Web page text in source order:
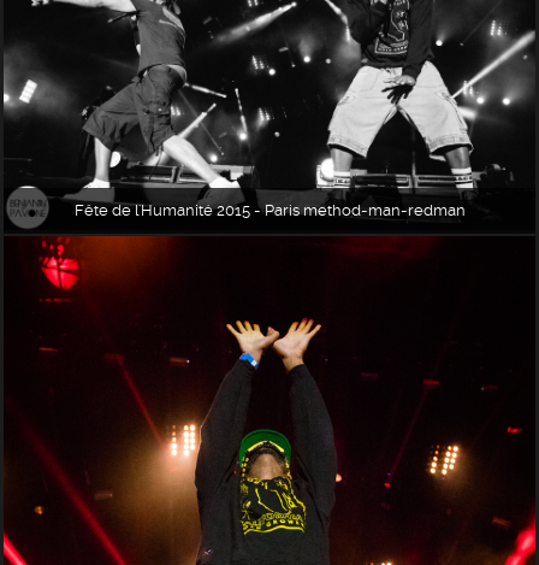
Fête de l'Humanité 2015 - Paris method-man-redman